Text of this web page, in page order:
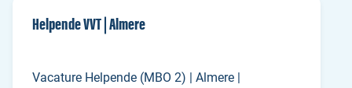
Helpende VVT | Almere
Vacature Helpende (MBO 2) | Almere |